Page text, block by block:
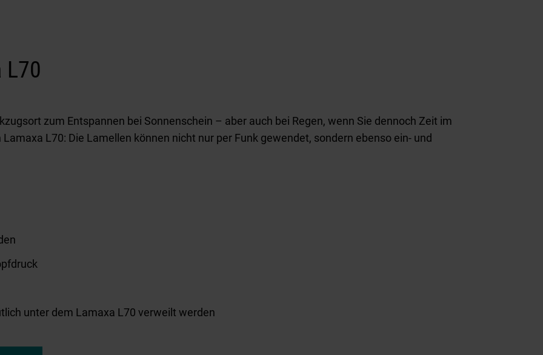
L70
zum Entspannen bei Sonnenschein – aber auch bei Regen, wenn Sie dennoch Zeit im
L70: Die Lamellen können nicht nur per Funk gewendet, sondern ebenso ein- und
unter dem Lamaxa L70 verweilt werden